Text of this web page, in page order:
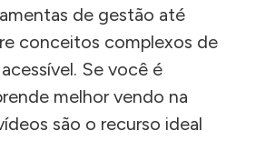
de gestão até
conceitos complexos de
Se você é
melhor vendo na
são o recurso ideal